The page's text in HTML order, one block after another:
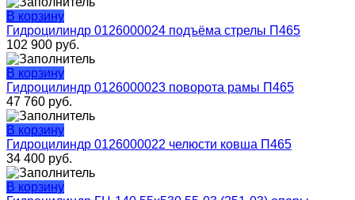
В корзину
Гидроцилиндр 0126000024 подъёма стрелы П465
102 900 руб.
В корзину
Гидроцилиндр 0126000023 поворота рамы П465
47 760 руб.
В корзину
Гидроцилиндр 0126000022 челюсти ковша П465
34 400 руб.
В корзину